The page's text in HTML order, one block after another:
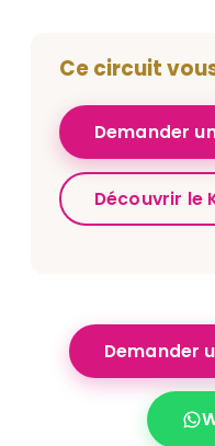
Ce circuit
Demander
Découvrir le
Demander